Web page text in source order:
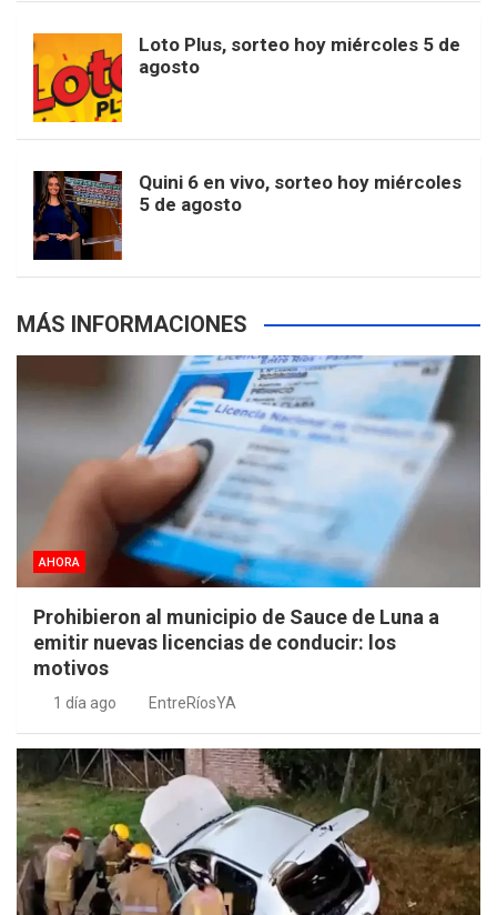
k
e
r
b
Loto Plus, sorteo hoy miércoles 5 de
agosto
Quini 6 en vivo, sorteo hoy miércoles
5 de agosto
MÁS INFORMACIONES
AHORA
Prohibieron al municipio de Sauce de Luna a
emitir nuevas licencias de conducir: los
motivos
1 día ago EntreRíosYA